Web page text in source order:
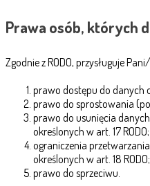
Prawa osób, których
Zgodnie z RODO, przysługuje
prawo dostępu do danych
prawo do sprostowania
prawo do usunięcia
określonych w art. 17 RODO;
ograniczenia
określonych w art. 18 RODO;
prawo do sprzeciwu.